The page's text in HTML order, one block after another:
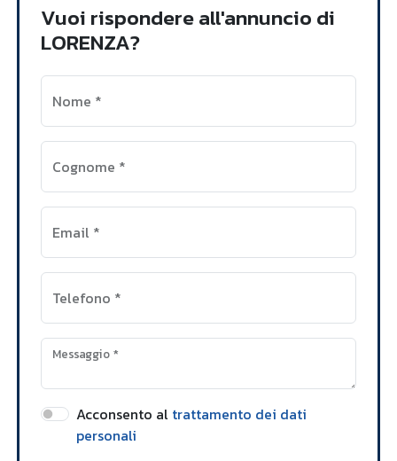
Vuoi rispondere all'annuncio di
LORENZA?
Nome *
Cognome *
Email *
Telefono *
Messaggio*
Acconsento al trattamento dei dati
personali